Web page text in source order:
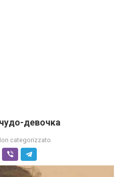
девочка
categorizzato